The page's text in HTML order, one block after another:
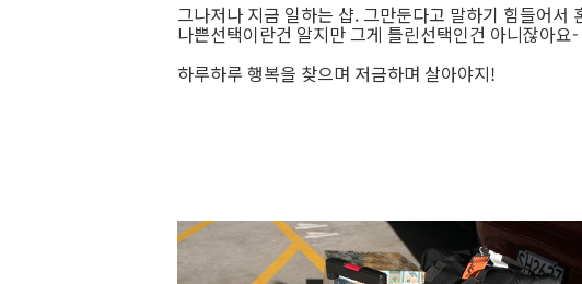
그나저나 지금 일하는 샵. 그만둔다고 말하기 힘들어서
나쁜선택이란건 알지만 그게 틀린선택인건 아니잖아요-
하루하루 행복을 찾으며 저금하며 살아야지!